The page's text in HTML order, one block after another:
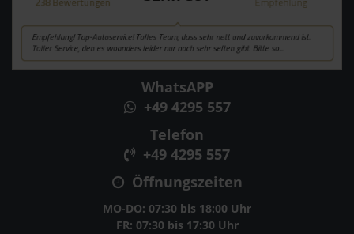
WhatsAPP
+49 4295 557
Telefon
+49 4295 557
Öffnungszeiten
MO-DO: 07:30 bis 18:00 Uhr
FR: 07:30 bis 17:30 Uhr